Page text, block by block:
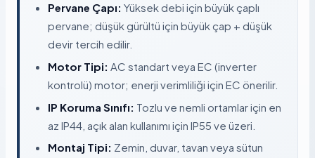
Pervane Çapı: Yüksek debi için büyük çaplı
pervane; düşük gürültü için büyük çap + düşük
devir tercih edilir.
Motor Tipi: AC standart veya EC (inverter
kontrolü) motor; enerji verimliliği için EC önerilir.
IP Koruma Sınıfı: Tozlu ve nemli ortamlar için en
az IP44, açık alan kullanımı için IP55 ve üzeri.
Montaj Tipi: Zemin, duvar, tavan veya sütun